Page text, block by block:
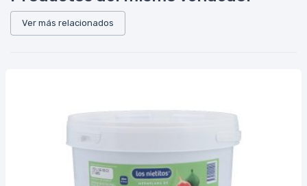
Ver más relacionados